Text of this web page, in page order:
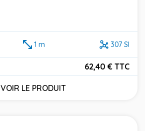
1 m 307 SI
62,40 € TTC
VOIR LE PRODUIT